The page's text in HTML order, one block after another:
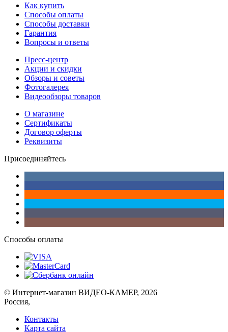
Как купить
Способы оплаты
Способы доставки
Гарантия
Вопросы и ответы
Пресс-центр
Акции и скидки
Обзоры и советы
Фотогалерея
Видеообзоры товаров
О магазине
Сертификаты
Договор оферты
Реквизиты
Присоединяйтесь
Способы оплаты
© Интернет-магазин ВИДЕО-КАМЕР, 2026
Россия,
Контакты
Карта сайта